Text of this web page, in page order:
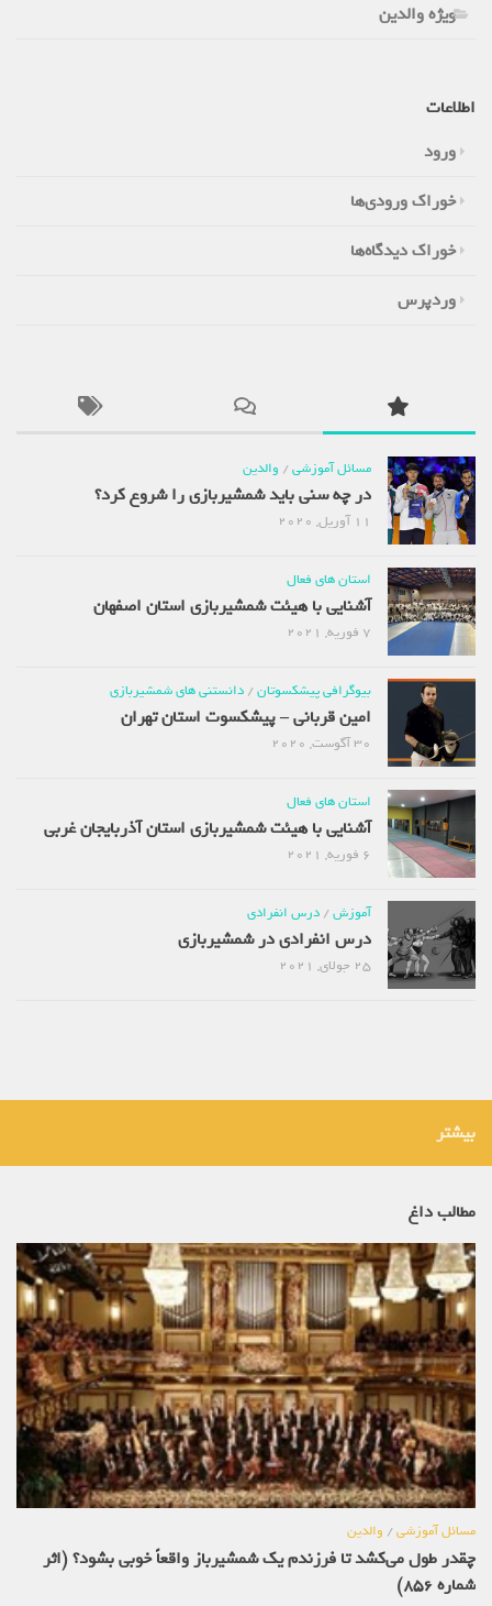
ویژه والدین
اطلاعات
ورود
خوراک ورودی‌ها
خوراک دیدگاه‌ها
وردپرس
مسائل آموزشی/والدین
در چه سنی باید شمشیربازی را شروع کرد؟
استان های فعال
آشنایی با هیئت شمشیربازی استان اصفهان
بیوگرافی پیشکسوتان/دانستنی های شمشیربازی
امین قربانی – پیشکسوت استان تهران
استان های فعال
آشنایی با هیئت شمشیربازی استان آذربایجان غربی
آموزش/درس انفرادی
درس انفرادی در شمشیربازی
بیشتر
مطالب داغ
مسائل آموزشی/والدین
چقدر طول می‌کشد تا فرزندم یک شمشیرباز واقعاً خوبی بشود؟ (اثر
شماره 856)